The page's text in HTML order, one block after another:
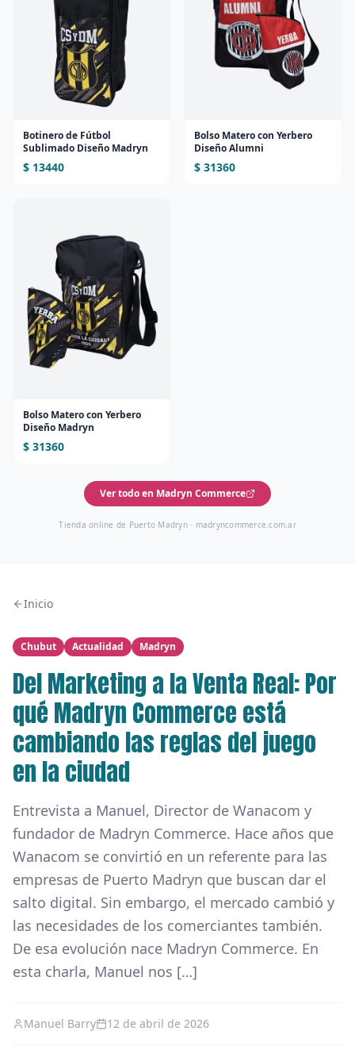
Botinero de Fútbol
Sublimado Diseño Madryn
$ 13440
Bolso Matero con Yerbero
Diseño Alumni
$ 31360
Bolso Matero con Yerbero
Diseño Madryn
$ 31360
Ver todo en Madryn Commerce
Tienda online de Puerto Madryn · madryncommerce.com.ar
Inicio
Chubut Actualidad Madryn
Del Marketing a la Venta Real: Por
qué Madryn Commerce está
cambiando las reglas del juego
en la ciudad
Entrevista a Manuel, Director de Wanacom y
fundador de Madryn Commerce. Hace años que
Wanacom se convirtió en un referente para las
empresas de Puerto Madryn que buscan dar el
salto digital. Sin embargo, el mercado cambió y
las necesidades de los comerciantes también.
De esa evolución nace Madryn Commerce. En
esta charla, Manuel nos […]
Manuel Barry 12 de abril de 2026